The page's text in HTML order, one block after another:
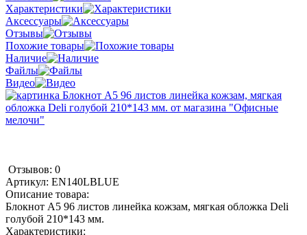
Характеристики
Аксессуары
Отзывы
Похожие товары
Наличие
Файлы
Видео
Отзывов: 0
Артикул: EN140LBLUE
Описание товара:
Блокнот А5 96 листов линейка кожзам, мягкая обложка Deli
голубой 210*143 мм.
Характеристики: